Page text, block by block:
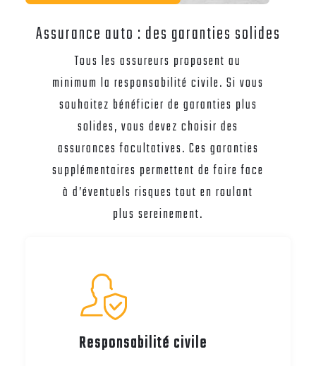
Assurance auto : des garanties solides
Tous les assureurs proposent au
minimum la responsabilité civile. Si vous
souhaitez bénéficier de garanties plus
solides, vous devez choisir des
assurances facultatives. Ces garanties
supplémentaires permettent de faire face
à d’éventuels risques tout en roulant
plus sereinement.
Responsabilité civile